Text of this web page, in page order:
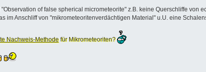
of false spherical micrometeorite" z.B. keine Querschliffe von
im Anschliff von "mikrometeoritenverdächtigen Material" u.U. eine
Nachweis-Methodefür Mikrometeoriten?